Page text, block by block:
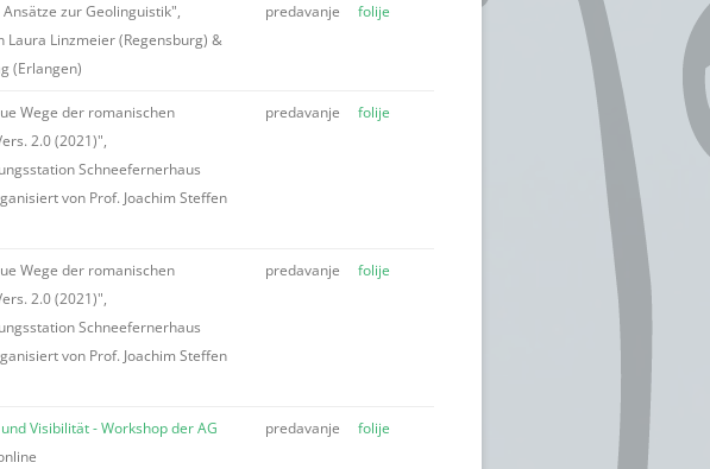
zur Geolinguistik",
Laura Linzmeier (Regensburg) &
(Erlangen)
predavanje folije
Wege der romanischen
2.0 (2021)",
Schneefernerhaus
von Prof. Joachim Steffen
predavanje folije
Wege der romanischen
2.0 (2021)",
Schneefernerhaus
von Prof. Joachim Steffen
predavanje folije
Visibilität - Workshop der AG
predavanje folije